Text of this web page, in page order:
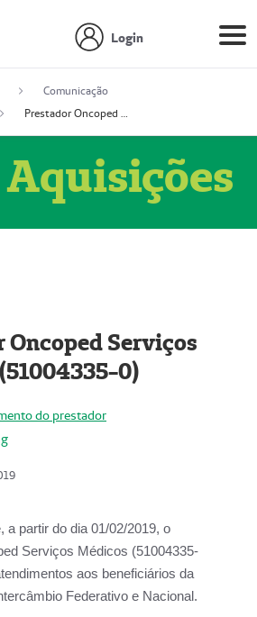
Login
Comunicação
Prestador Oncoped Serviços Médicos (51004335-0)
Oncoped Serviços
0)
do prestador
a partir do dia 01/02/2019, o
Serviços Médicos (51004335-
aos beneficiários da
Federativo e Nacional.